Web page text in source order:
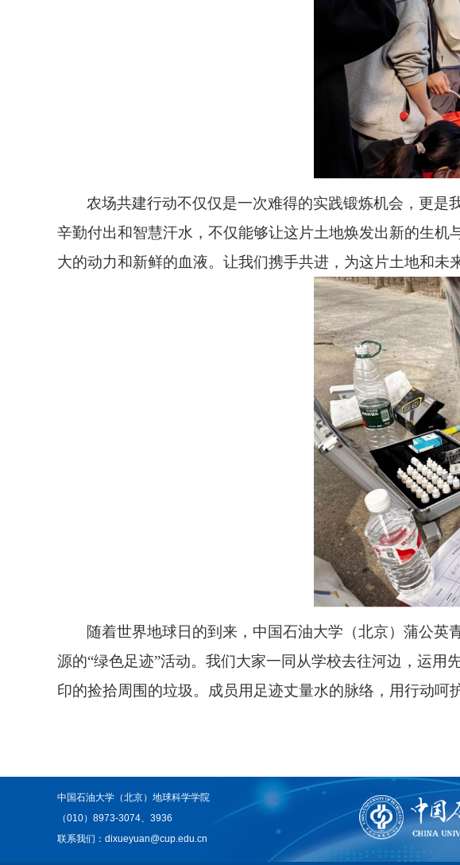
农场共建行动不仅仅是一次难得的实践锻炼机会，更
辛勤付出和智慧汗水，不仅能够让这片土地焕发出新的生
大的动力和新鲜的血液。让我们携手共进，为这片土地和未
随着世界地球日的到来，中国石油大学（北京）蒲公
源的“绿色足迹”活动。我们大家一同从学校去往河边，运
印的捡拾周围的垃圾。成员用足迹丈量水的脉络，用行动呵
中国石油大学（北京）地球科学学院
（010）8973-3074、3936
联系我们：dixueyuan@cup.edu.cn